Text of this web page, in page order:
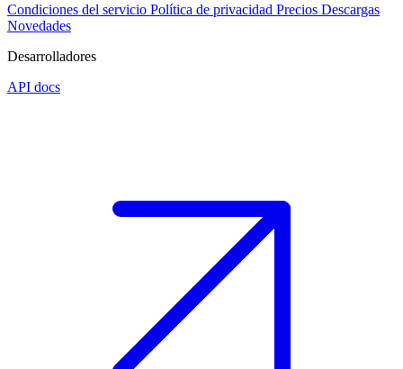
Condiciones del servicio Política de privacidad Precios Descargas
Novedades
Desarrolladores
API docs